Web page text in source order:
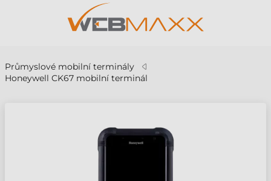
Průmyslové mobilní terminály
Honeywell CK67 mobilní terminál